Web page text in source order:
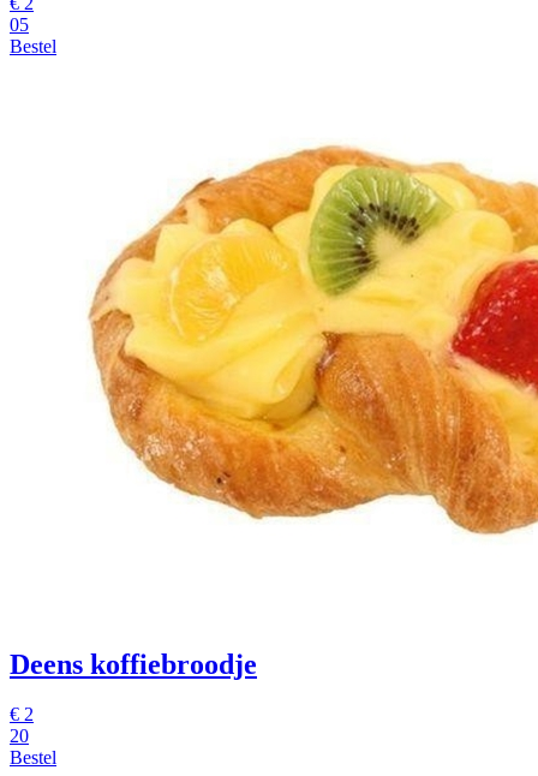
05
Bestel
Deens koffiebroodje
€ 2
20
Bestel